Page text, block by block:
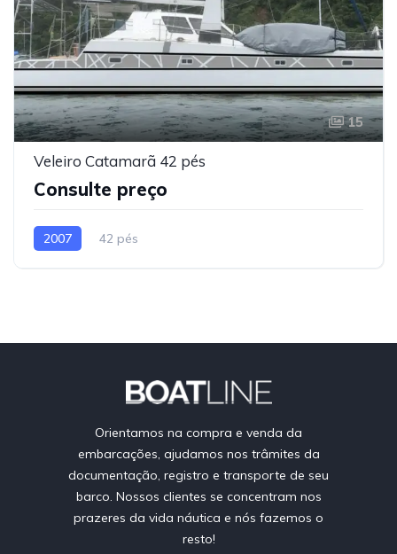
15
Veleiro Catamarã 42 pés
Consulte preço
2007 42 pés
Orientamos na compra e venda da
embarcações, ajudamos nos trâmites da
documentação, registro e transporte de seu
barco. Nossos clientes se concentram nos
prazeres da vida náutica e nós fazemos o
resto!